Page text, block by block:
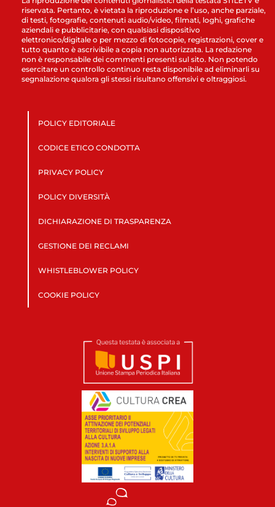
riservata. Pertanto, è vietata la riproduzione e l’uso, anche parziale,
di testi, fotografie, contenuti audio/video, filmati, loghi, grafiche
aziendali e pubblicitarie, con qualsiasi dispositivo
elettronico/digitale o per mezzo di fotocopie, registrazioni, cover e
tutto quanto è ascrivibile a copia non autorizzata. La redazione
non è responsabile dei commenti presenti sul sito. Non potendo
esercitare un controllo continuo resta disponibile ad eliminarli su
segnalazione qualora gli stessi risultano offensivi e oltraggiosi.
POLICY EDITORIALE
CODICE ETICO CONDOTTA
PRIVACY POLICY
POLICY DIVERSITÀ
DICHIARAZIONE DI TRASPARENZA
GESTIONE DEI RECLAMI
WHISTLEBLOWER POLICY
COOKIE POLICY